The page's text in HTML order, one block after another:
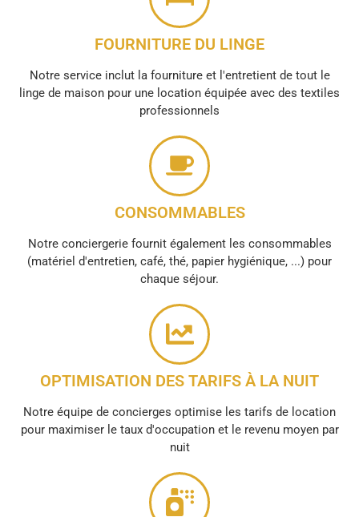
FOURNITURE DU LINGE
Notre service inclut la fourniture et l'entretient de tout le
linge de maison pour une location équipée avec des textiles
professionnels
CONSOMMABLES
Notre conciergerie fournit également les consommables
(matériel d'entretien, café, thé, papier hygiénique, ...) pour
chaque séjour.
OPTIMISATION DES TARIFS À LA NUIT
Notre équipe de concierges optimise les tarifs de location
pour maximiser le taux d'occupation et le revenu moyen par
nuit